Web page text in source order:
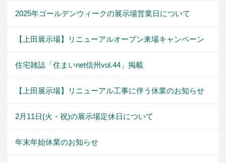
2025年ゴールデンウィークの展示場営業日について
【上田展示場】リニューアルオープン来場キャンペーン
住宅雑誌「住まいnet信州vol.44」掲載
【上田展示場】リニューアル工事に伴う休業のお知らせ
2月11日(火・祝)の展示場定休日について
年末年始休業のお知らせ